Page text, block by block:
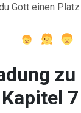
Gott einen
zu
7